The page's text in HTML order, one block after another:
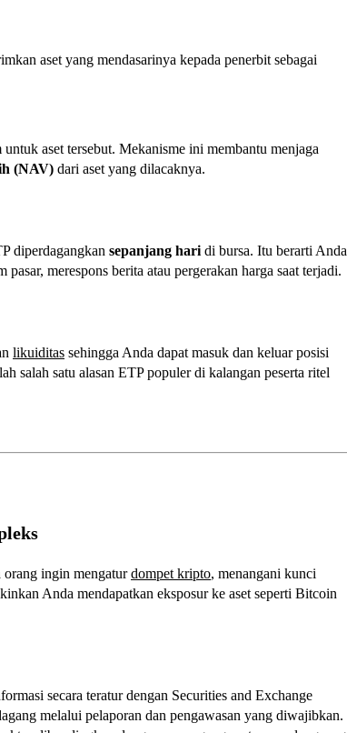
aset yang mendasarinya kepada penerbit sebagai
aset tersebut. Mekanisme ini membantu menjaga
(NAV) dari aset yang dilacaknya.
diperdagangkan sepanjang hari di bursa. Itu berarti Anda
merespons berita atau pergerakan harga saat terjadi.
likuiditas sehingga Anda dapat masuk dan keluar posisi
salah satu alasan ETP populer di kalangan peserta ritel
orang ingin mengaturdompet kripto, menangani kunci
Anda mendapatkan eksposur ke aset seperti Bitcoin
secara teratur dengan Securities and Exchange
melalui pelaporan dan pengawasan yang diwajibkan.